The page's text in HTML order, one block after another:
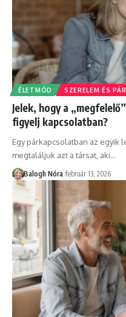
ÉLETMÓD SZERELEM ÉS
Jelek, hogy a
figyelj kapcsolatban?
Egy párkapcsolatban az egyik
megtaláljuk azt a társat, aki…
Balogh Nóra február 13, 2026